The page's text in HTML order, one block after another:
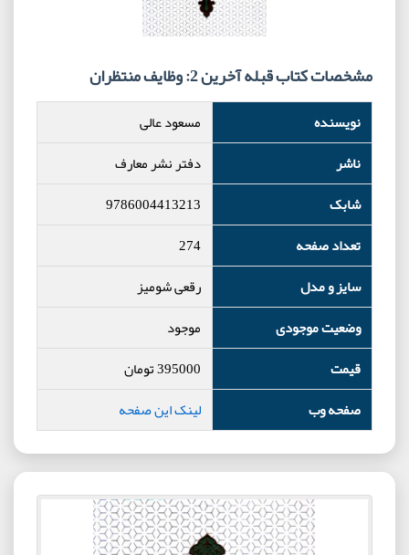
مشخصات کتاب قبله آخرین 2: وظایف منتظران
نویسنده
مسعود عالی
ناشر
دفتر نشر معارف
شابک
9786004413213
تعداد صفحه
274
سایز و مدل
رقعی شومیز
وضعیت موجودی
موجود
قیمت
395000تومان
صفحه وب
لینک این صفحه